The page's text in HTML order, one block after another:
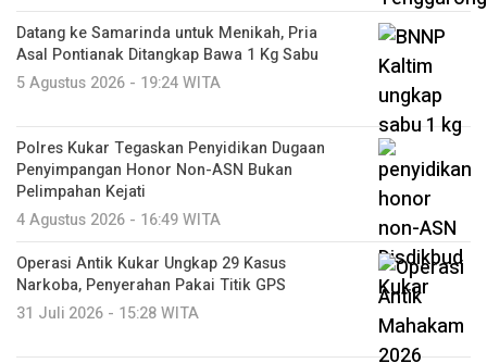
Datang ke Samarinda untuk Menikah, Pria
Asal Pontianak Ditangkap Bawa 1 Kg Sabu
5 Agustus 2026 - 19:24 WITA
Polres Kukar Tegaskan Penyidikan Dugaan
Penyimpangan Honor Non-ASN Bukan
Pelimpahan Kejati
4 Agustus 2026 - 16:49 WITA
Operasi Antik Kukar Ungkap 29 Kasus
Narkoba, Penyerahan Pakai Titik GPS
31 Juli 2026 - 15:28 WITA